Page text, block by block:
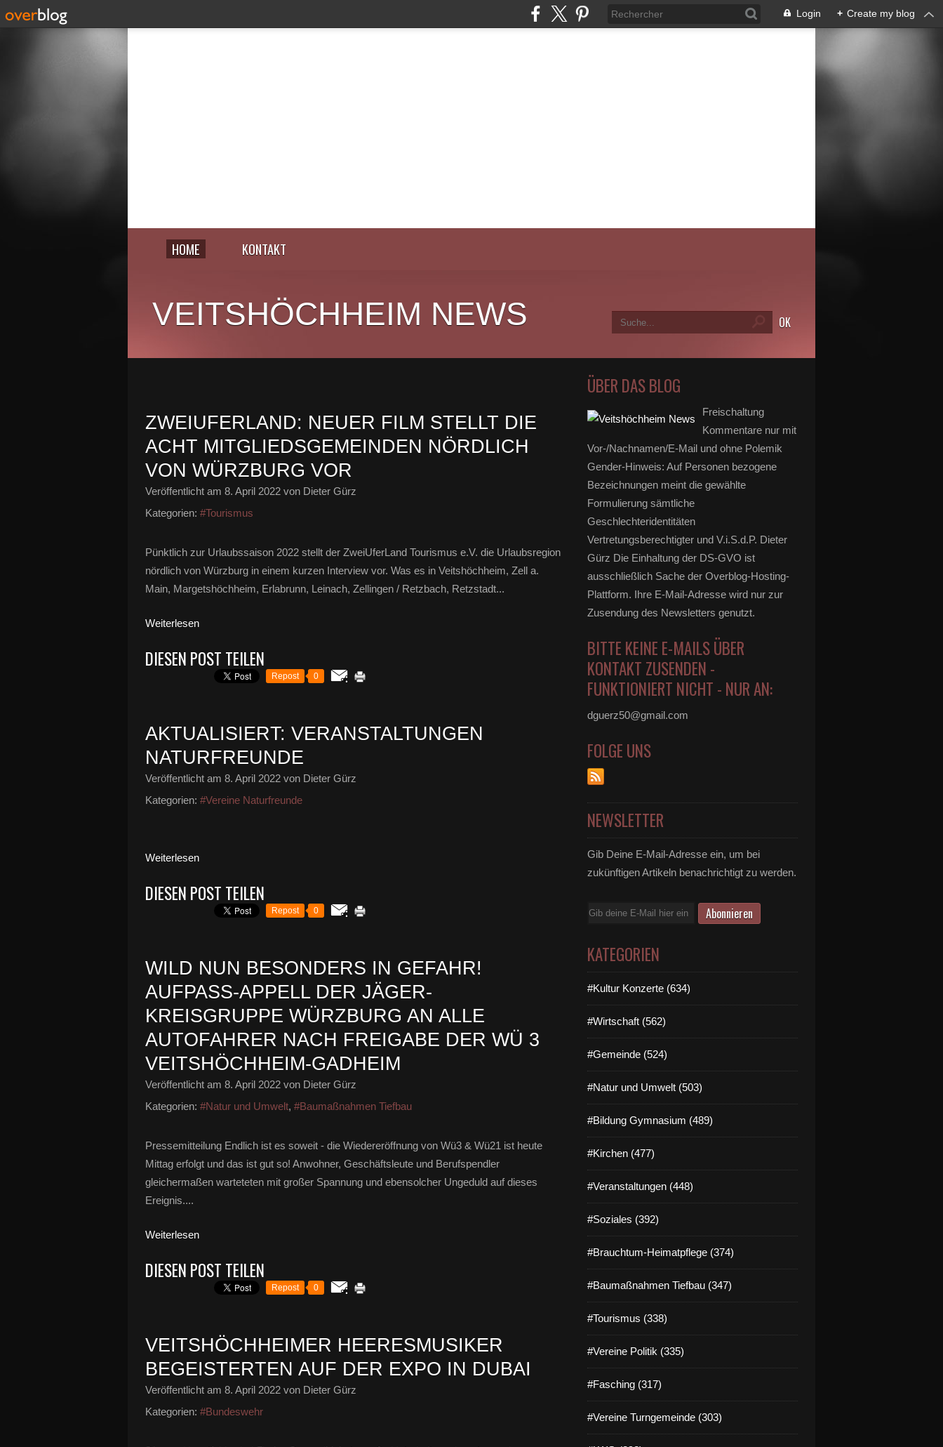
Login + Create my blog
HOME KONTAKT
VEITSHÖCHHEIM NEWS
ZWEIUFERLAND: NEUER FILM STELLT DIE
ACHT MITGLIEDSGEMEINDEN NÖRDLICH
VON WÜRZBURG VOR
Veröffentlicht am 8. April 2022 von Dieter Gürz
Kategorien: #Tourismus
Pünktlich zur Urlaubssaison 2022 stellt der ZweiUferLand Tourismus e.V. die Urlaubsregion
nördlich von Würzburg in einem kurzen Interview vor. Was es in Veitshöchheim, Zell a.
Main, Margetshöchheim, Erlabrunn, Leinach, Zellingen / Retzbach, Retzstadt...
Weiterlesen
DIESEN POST TEILEN
Repost 0
AKTUALISIERT: VERANSTALTUNGEN
NATURFREUNDE
Veröffentlicht am 8. April 2022 von Dieter Gürz
Kategorien: #Vereine Naturfreunde
Weiterlesen
DIESEN POST TEILEN
Repost 0
WILD NUN BESONDERS IN GEFAHR!
AUFPASS-APPELL DER JÄGER-
KREISGRUPPE WÜRZBURG AN ALLE
AUTOFAHRER NACH FREIGABE DER WÜ 3
VEITSHÖCHHEIM-GADHEIM
Veröffentlicht am 8. April 2022 von Dieter Gürz
Kategorien: #Natur und Umwelt, #Baumaßnahmen Tiefbau
Pressemitteilung Endlich ist es soweit - die Wiedereröffnung von Wü3 & Wü21 ist heute
Mittag erfolgt und das ist gut so! Anwohner, Geschäftsleute und Berufspendler
gleichermaßen warteteten mit großer Spannung und ebensolcher Ungeduld auf dieses
Ereignis....
Weiterlesen
DIESEN POST TEILEN
Repost 0
VEITSHÖCHHEIMER HEERESMUSIKER
BEGEISTERTEN AUF DER EXPO IN DUBAI
Veröffentlicht am 8. April 2022 von Dieter Gürz
Kategorien: #Bundeswehr
ÜBER DAS BLOG
Freischaltung
Kommentare nur mit
Vor-/Nachnamen/E-Mail und ohne Polemik
Gender-Hinweis: Auf Personen bezogene
Bezeichnungen meint die gewählte
Formulierung sämtliche
Geschlechteridentitäten
Vertretungsberechtigter und V.i.S.d.P. Dieter
Gürz Die Einhaltung der DS-GVO ist
ausschließlich Sache der Overblog-Hosting-
Plattform. Ihre E-Mail-Adresse wird nur zur
Zusendung des Newsletters genutzt.
BITTE KEINE E-MAILS ÜBER
KONTAKT ZUSENDEN -
FUNKTIONIERT NICHT - NUR AN:
dguerz50@gmail.com
FOLGE UNS
NEWSLETTER
Gib Deine E-Mail-Adresse ein, um bei
zukünftigen Artikeln benachrichtigt zu werden.
E-
KATEGORIEN
#Kultur Konzerte (634)
#Wirtschaft (562)
#Gemeinde (524)
#Natur und Umwelt (503)
#Bildung Gymnasium (489)
#Kirchen (477)
#Veranstaltungen (448)
#Soziales (392)
#Brauchtum-Heimatpflege (374)
#Baumaßnahmen Tiefbau (347)
#Tourismus (338)
#Vereine Politik (335)
#Fasching (317)
#Vereine Turngemeinde (303)